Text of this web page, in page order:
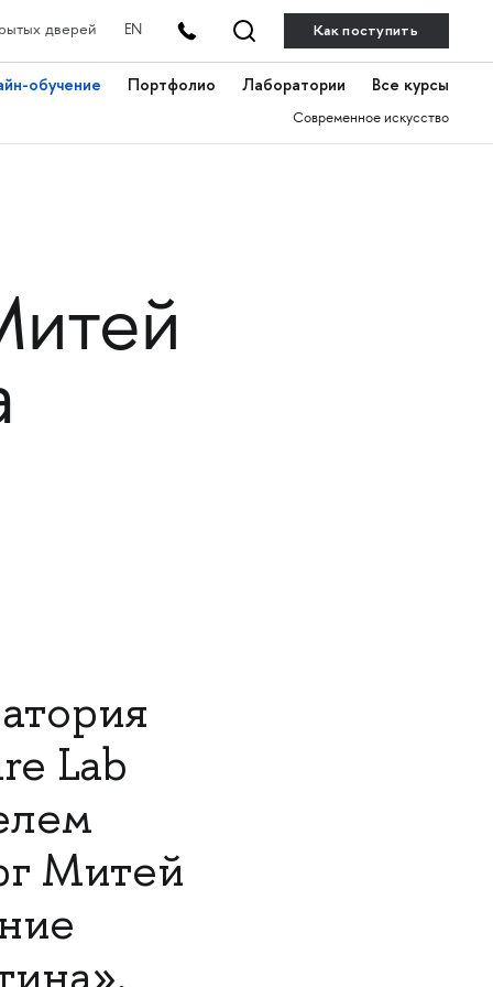
дверей EN Как поступить
обучение Портфолио Лаборатории Все курсы
Современное искусство
Lab
Митей